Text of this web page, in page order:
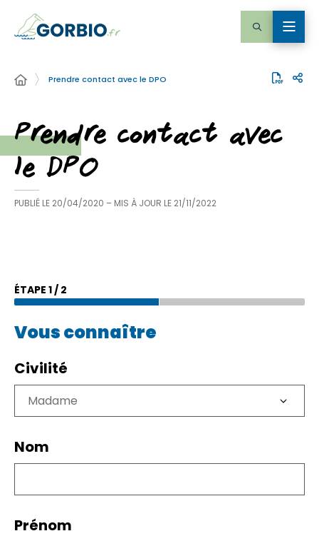
Prendre contact avec le DPO
Prendre contact avec
le DPO
PUBLIÉ LE 20/04/2020 – MIS À JOUR LE 21/11/2022
ÉTAPE 1/ 2
Vous connaître
Civilité
Nom
Prénom